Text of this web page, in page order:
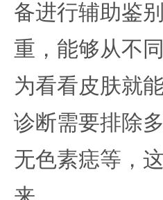
备进行辅助鉴
重，能够从不
为看看皮肤就
诊断需要排除
无色素痣等，